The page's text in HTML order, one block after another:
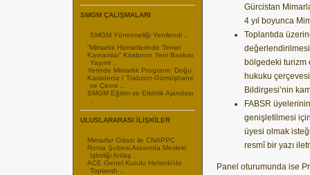
SMGM ÇALIŞMALARI
SMGM Yönetmeliği Yenilendi ..
“Mimarlık Hizmetlerinde Temel
Kavramlar” Kitabının Yeni Baskısı
Yayıml ..
Yerinde Mimarlık Programı: Doğu
Karadeniz / Trabzon-Gümüşhane
ve Çevre ..
SMGM Eğitim ve Etkinlik Ajandası
ULUSLARARASI İLİŞKİLER
Mimarlar Odası ile CNAPPC
Roma Şubesi Arasında Mesleki
İşbirliği Anlaş ..
ACE Genel Kurulu Helsinki’de
Toplandı ..
Gürcistan
4 yıl boyunca
Toplantıda
bölgedeki turizm
hukuku
Bildirgesi’nin
FABSR
genişletilmesi
üyesi olmak
resmî bir yazı
Panel oturumunda ise